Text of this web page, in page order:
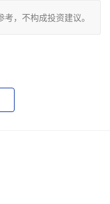
，不构成投资建议。